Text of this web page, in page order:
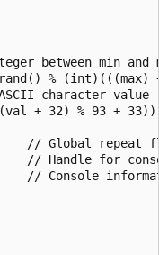
between min and
%
character value
+ 32) % 93 + 33))
// Global repeat
// Handle for
csbi;    // Console